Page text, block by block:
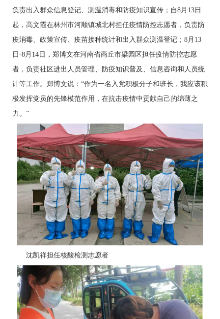
负责出入群众信息登记、测温消毒和防疫知识宣传；自8月13日
起，高文霞在林州市河顺镇城北村担任疫情防控志愿者，负责防
疫消毒、政策宣传、疫苗接种统计和出入群众测温登记；8月13
日-8月14日，郑博文在河南省商丘市梁园区担任疫情防控志愿
者，负责社区进出人员管理、防疫知识普及、信息咨询和人员统
计等工作。郑博文说：“作为一名入党积极分子和班长，我应该积
极发挥党员的先锋模范作用，在抗击疫情中贡献自己的绵薄之
力。”
沈凯祥担任核酸检测志愿者